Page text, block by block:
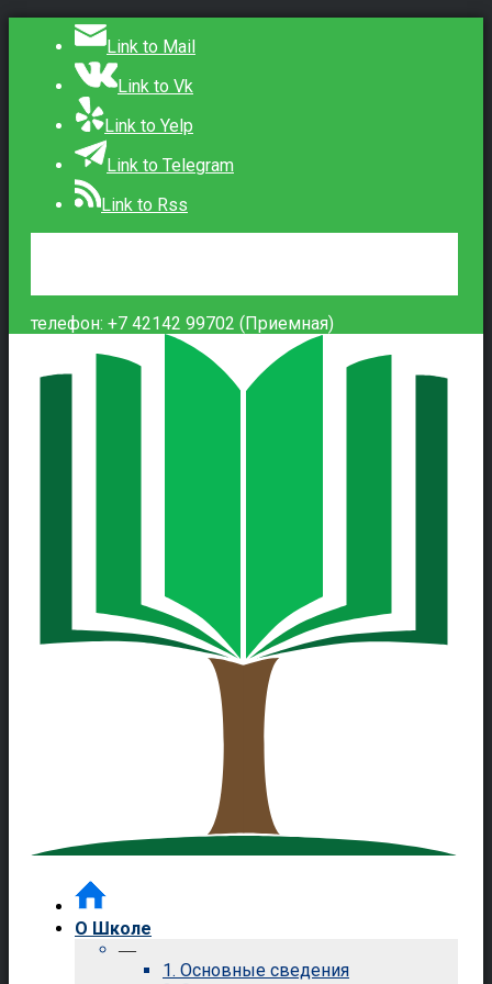
Link to Mail
Link to Vk
Link to Yelp
Link to Telegram
Link to Rss
телефон: +7 42142 99702 (Приемная)
О Школе
—
1. Основные сведения